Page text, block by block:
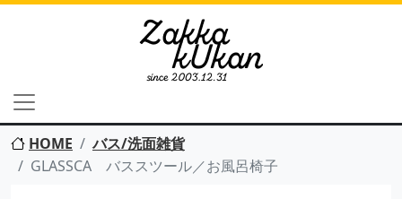
HOME
バス/洗面雑貨
GLASSCA バススツール／お風呂椅子